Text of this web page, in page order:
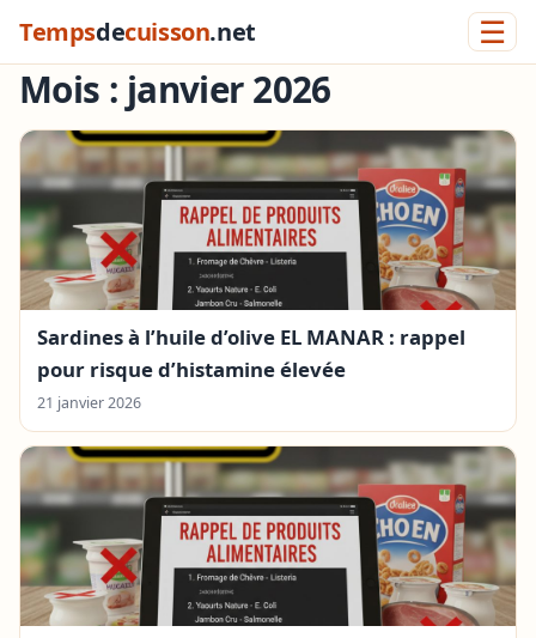
Tempsdecuisson.net ☰
Mois : janvier 2026
Sardines à l’huile d’olive EL MANAR : rappel
pour risque d’histamine élevée
21 janvier 2026